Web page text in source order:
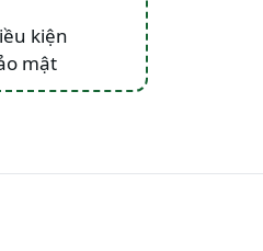
kiện
mật